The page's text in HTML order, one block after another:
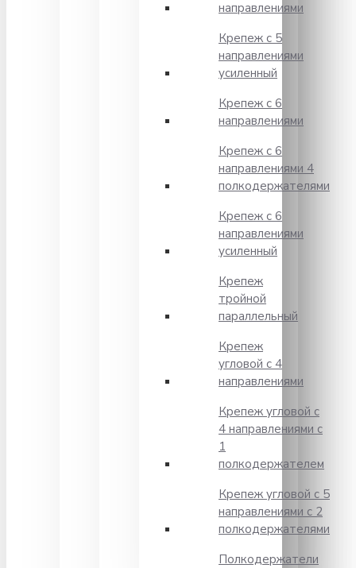
направлениями
Крепеж с 5
направлениями
усиленный
Крепеж с 6
направлениями
Крепеж с 6
направлениями 4
полкодержателями
Крепеж с 6
направлениями
усиленный
Крепеж
тройной
параллельный
Крепеж
угловой с 4
направлениями
Крепеж угловой с
4 направлениями с
1
полкодержателем
Крепеж угловой с 5
направлениями с 2
полкодержателями
Полкодержатели